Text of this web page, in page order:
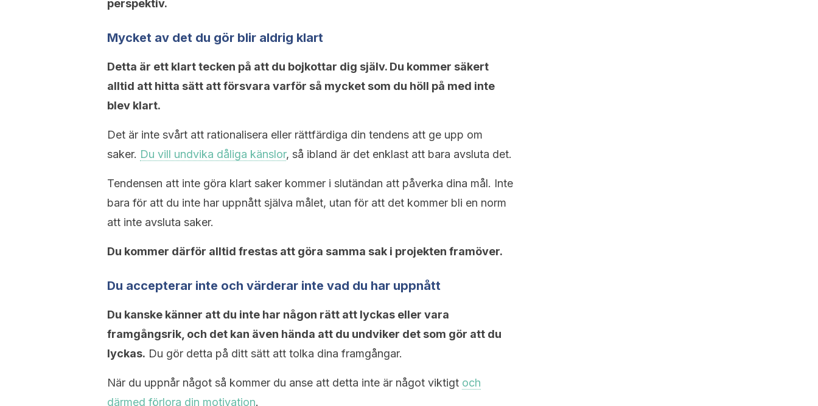
perspektiv.
Mycket av det du gör blir aldrig klart
Detta är ett klart tecken på att du bojkottar dig själv. Du kommer säkert
alltid att hitta sätt att försvara varför så mycket som du höll på med inte
blev klart.
Det är inte svårt att rationalisera eller rättfärdiga din tendens att ge upp om
saker. Du vill undvika dåliga känslor, så ibland är det enklast att bara avsluta det.
Tendensen att inte göra klart saker kommer i slutändan att påverka dina mål. Inte
bara för att du inte har uppnått själva målet, utan för att det kommer bli en norm
att inte avsluta saker.
Du kommer därför alltid frestas att göra samma sak i projekten framöver.
Du accepterar inte och värderar inte vad du har uppnått
Du kanske känner att du inte har någon rätt att lyckas eller vara
framgångsrik, och det kan även hända att du undviker det som gör att du
lyckas. Du gör detta på ditt sätt att tolka dina framgångar.
När du uppnår något så kommer du anse att detta inte är något viktigt och
därmed förlora din motivation.